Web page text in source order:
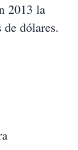
2013 la
dólares.